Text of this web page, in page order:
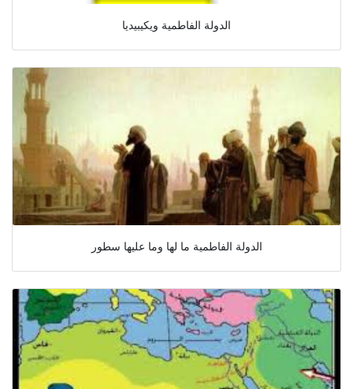
الدولة الفاطمية ويكيبيديا
الدولة الفاطمية ما لها وما عليها سطور